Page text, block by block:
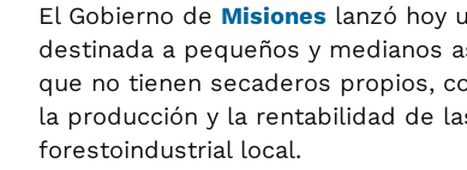
El Gobierno de Misiones lanzó hoy
destinada a pequeños y medianos
que no tienen secaderos propios,
la producción y la rentabilidad de
forestoindustrial local.